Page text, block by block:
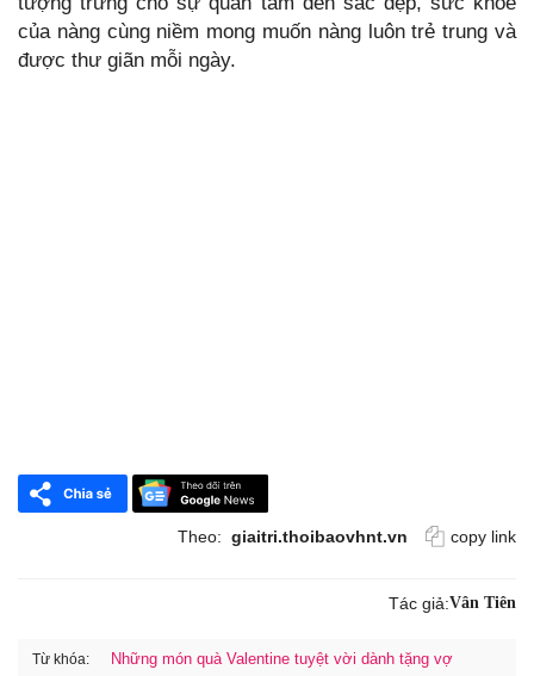
của nàng cùng niềm mong muốn nàng luôn trẻ trung và
được thư giãn mỗi ngày.
Theo: giaitri.thoibaovhnt.vn copy link
Tác giả:Vân Tiên
Từ khóa:
Những món quà Valentine tuyệt vời dành tặng vợ